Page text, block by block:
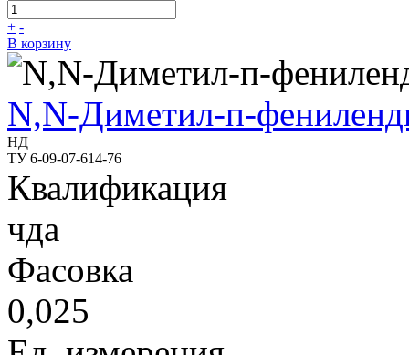
+ -
В корзину
N,N-Диметил-п-
НД
ТУ 6-09-07-614-76
Квалификация
чда
Фасовка
0,025